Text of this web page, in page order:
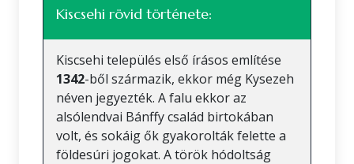
Kiscsehi rövid története:
Kiscsehi település első írásos említése
1342-ből származik, ekkor még Kysezeh
néven jegyezték. A falu ekkor az
alsólendvai Bánffy család birtokában
volt, és sokáig ők gyakorolták felette a
földesúri jogokat. A török hódoltság